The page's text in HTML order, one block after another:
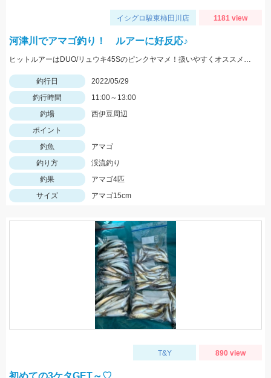
イシグロ駿東柿田川店 1181 view
河津川でアマゴ釣り！ ルアーに好反応♪
ヒットルアーはDUO/リュウキ45Sのピンクヤマメ！扱いやすくオススメです。
釣行日
2022/05/29
釣行時間
11:00～13:00
釣場
西伊豆周辺
ポイント
釣魚
アマゴ
釣り方
渓流釣り
釣果
アマゴ4匹
サイズ
アマゴ15cm
T&Y 890 view
初めての3ケタGET～♡